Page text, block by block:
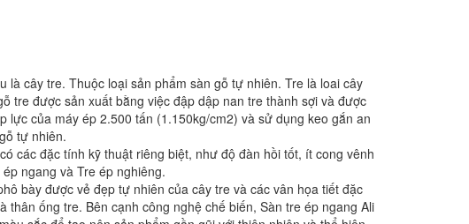
là cây tre. Thuộc loại sản phẩm sàn gỗ tự nhiên. Tre là loai cây
tre được sản xuất bằng việc đập dập nan tre thành sợi và được
của máy ép 2.500 tấn (1.150kg/cm2) và sử dụng keo gắn an
tự nhiên.
các đặc tính kỹ thuật riêng biệt, như độ đàn hồi tốt, ít cong vênh
ngang và Tre ép nghiêng.
bày được vẻ đẹp tự nhiên của cây tre và các vân họa tiết đặc
ống tre. Bên cạnh công nghệ chế biến, Sàn tre ép ngang Ali